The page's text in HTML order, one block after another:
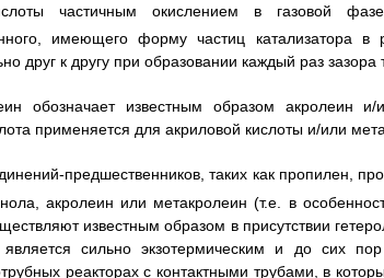
частичным окислением в газовой
имеющего форму частиц катализатора
друг к другу при образовании каждый раз
обозначает известным образом акролеин и/
применяется для акриловой кислоты и/или
предшественников, таких как пропилен,
акролеин или метакролеин (т.е. в
известным образом в присутствии
является сильно экзотермическим и до сих
реакторах с контактными трубами, в